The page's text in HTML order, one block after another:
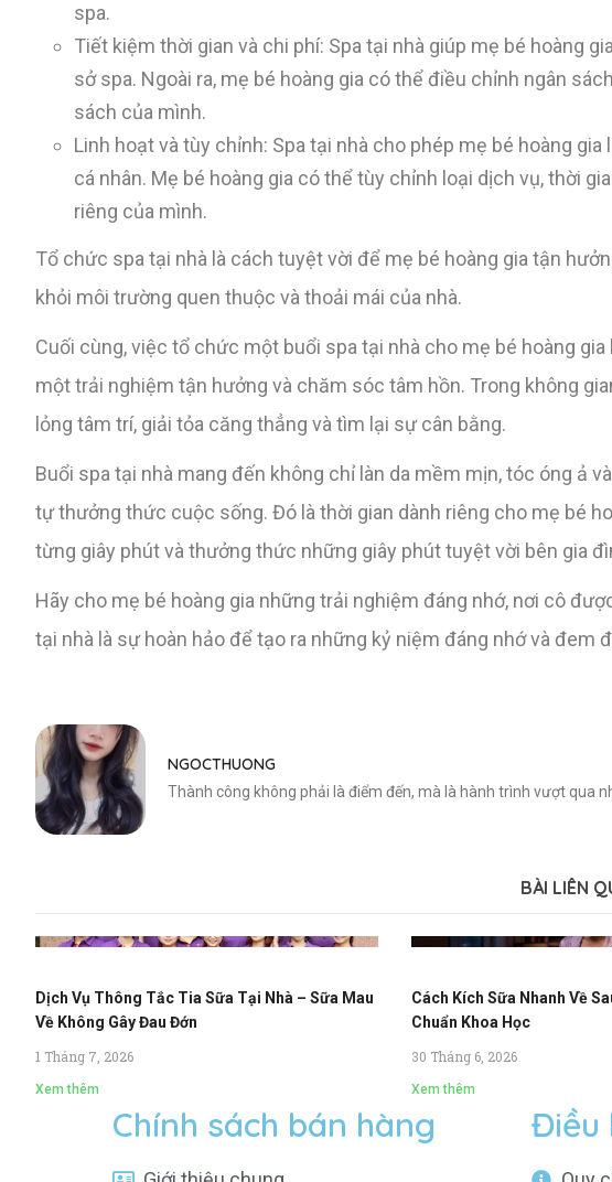
spa.
Tiết kiệm thời gian và chi phí: Spa tại nhà giúp mẹ bé hoàng
sở spa. Ngoài ra, mẹ bé hoàng gia có thể điều chỉnh ngân
sách của mình.
Linh hoạt và tùy chỉnh: Spa tại nhà cho phép mẹ bé hoàng
cá nhân. Mẹ bé hoàng gia có thể tùy chỉnh loại dịch vụ, thời
riêng của mình.
Tổ chức spa tại nhà là cách tuyệt vời để mẹ bé hoàng gia tận
khỏi môi trường quen thuộc và thoải mái của nhà.
Cuối cùng, việc tổ chức một buổi spa tại nhà cho mẹ bé hoàng
một trải nghiệm tận hưởng và chăm sóc tâm hồn. Trong không
lỏng tâm trí, giải tỏa căng thẳng và tìm lại sự cân bằng.
Buổi spa tại nhà mang đến không chỉ làn da mềm mịn, tóc óng ả
tự thưởng thức cuộc sống. Đó là thời gian dành riêng cho mẹ bé
từng giây phút và thưởng thức những giây phút tuyệt vời bên gia
Hãy cho mẹ bé hoàng gia những trải nghiệm đáng nhớ, nơi cô
tại nhà là sự hoàn hảo để tạo ra những kỷ niệm đáng nhớ và đem
NGOCTHUONG
Thành công không phải là điểm đến, mà là hành trình vượt qua
BÀI LIÊN
Dịch Vụ Thông Tắc Tia Sữa Tại Nhà – Sữa Mau
Về Không Gây Đau Đớn
1 Tháng 7, 2026
Xem thêm
Cách Kích Sữa Nhanh Về
Chuẩn Khoa Học
30 Tháng 6, 2026
Xem thêm
Chính sách bán hàng Điều